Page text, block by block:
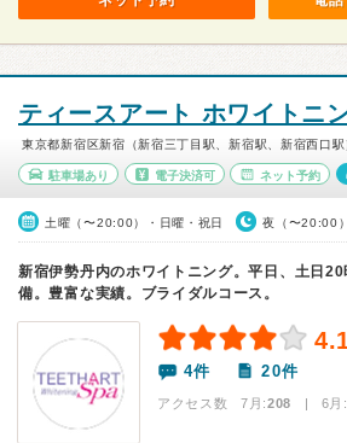
ティースアート ホワイトニ
東京都新宿区新宿（新宿三丁目駅、新宿駅、新宿西口駅
駐車場あり 電子決済可 ネット予約
土曜（〜20:00）・日曜・祝日 夜（〜20:00）
新宿伊勢丹内のホワイトニング。平日、土日
備。豊富な実績。ブライダルコース。
4件 20件
アクセス数 7月:208 | 6月: